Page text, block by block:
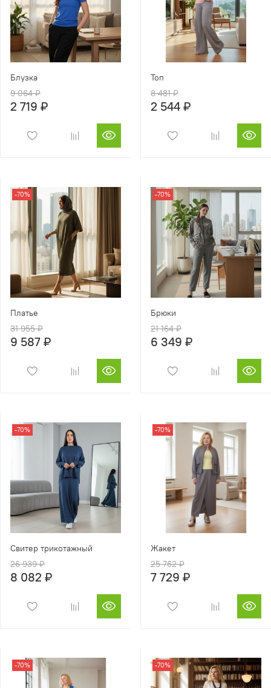
Блузка
9 064 ₽
2 719 ₽
Топ
8 481 ₽
2 544 ₽
-70%
Платье
31 955 ₽
9 587 ₽
-70%
Брюки
21 164 ₽
6 349 ₽
-70%
Свитер трикотажный
26 939 ₽
8 082 ₽
-70%
Жакет
25 762 ₽
7 729 ₽
-70% -70%